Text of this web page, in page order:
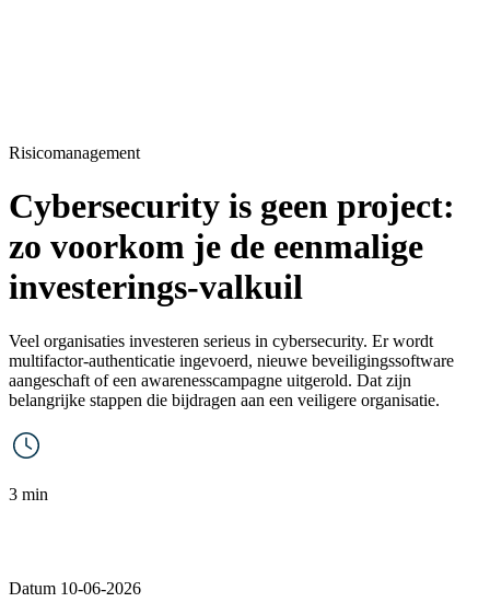
Risicomanagement
Cybersecurity is geen project:
zo voorkom je de eenmalige
investerings-valkuil
Veel organisaties investeren serieus in cybersecurity. Er wordt
multifactor-authenticatie ingevoerd, nieuwe beveiligingssoftware
aangeschaft of een awarenesscampagne uitgerold. Dat zijn
belangrijke stappen die bijdragen aan een veiligere organisatie.
3 min
Datum 10-06-2026